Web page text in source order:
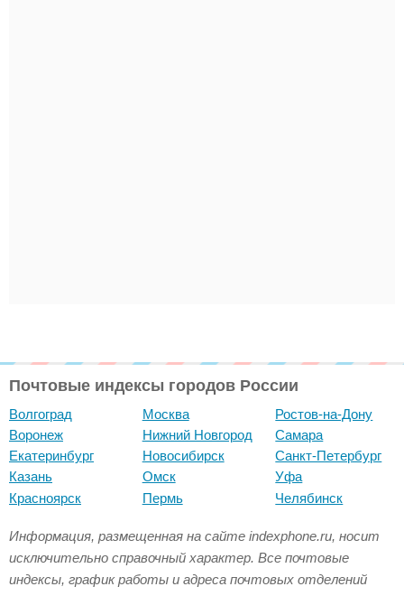
Почтовые индексы городов России
Волгоград
Воронеж
Екатеринбург
Казань
Красноярск
Москва
Нижний Новгород
Новосибирск
Омск
Пермь
Ростов-на-Дону
Самара
Санкт-Петербург
Уфа
Челябинск
Информация, размещенная на сайте indexphone.ru, носит
исключительно справочный характер. Все почтовые
индексы, график работы и адреса почтовых отделений